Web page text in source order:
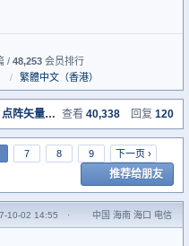
/ 48,253 会员排行
/ 繁體中文（香港）
量字符汉字中文系统搜集考虑 查看 40,338 回复 120
7 8 9 下一页 ›
推荐给朋友
10-02 14:55 · 中国 海南 海口 电信